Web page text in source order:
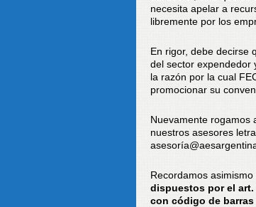
necesita apelar a
libremente por los
En rigor, debe decirse
del sector expendedor
la razón por la cual
promocionar su
Nuevamente rogamos
nuestros asesores
Recordamos asimismo
dispuestos por el art.
con código de barras